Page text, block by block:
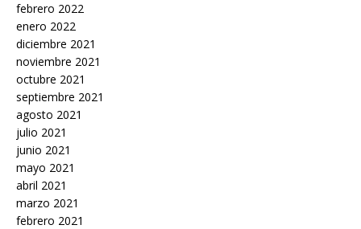
febrero 2022
enero 2022
diciembre 2021
noviembre 2021
octubre 2021
septiembre 2021
agosto 2021
julio 2021
junio 2021
mayo 2021
abril 2021
marzo 2021
febrero 2021